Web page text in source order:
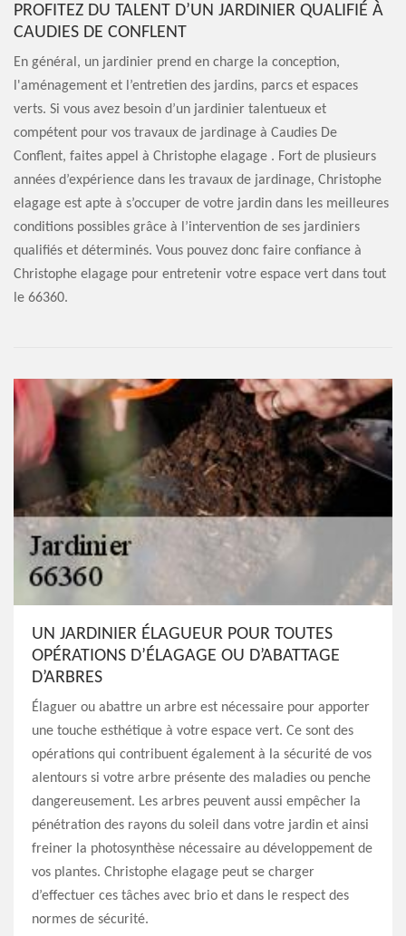
PROFITEZ DU TALENT D’UN JARDINIER QUALIFIÉ À
CAUDIES DE CONFLENT
En général, un jardinier prend en charge la conception,
l'aménagement et l’entretien des jardins, parcs et espaces
verts. Si vous avez besoin d’un jardinier talentueux et
compétent pour vos travaux de jardinage à Caudies De
Conflent, faites appel à Christophe elagage . Fort de plusieurs
années d’expérience dans les travaux de jardinage, Christophe
elagage est apte à s’occuper de votre jardin dans les meilleures
conditions possibles grâce à l’intervention de ses jardiniers
qualifiés et déterminés. Vous pouvez donc faire confiance à
Christophe elagage pour entretenir votre espace vert dans tout
le 66360.
UN JARDINIER ÉLAGUEUR POUR TOUTES
OPÉRATIONS D’ÉLAGAGE OU D’ABATTAGE
D’ARBRES
Élaguer ou abattre un arbre est nécessaire pour apporter
une touche esthétique à votre espace vert. Ce sont des
opérations qui contribuent également à la sécurité de vos
alentours si votre arbre présente des maladies ou penche
dangereusement. Les arbres peuvent aussi empêcher la
pénétration des rayons du soleil dans votre jardin et ainsi
freiner la photosynthèse nécessaire au développement de
vos plantes. Christophe elagage peut se charger
d’effectuer ces tâches avec brio et dans le respect des
normes de sécurité.